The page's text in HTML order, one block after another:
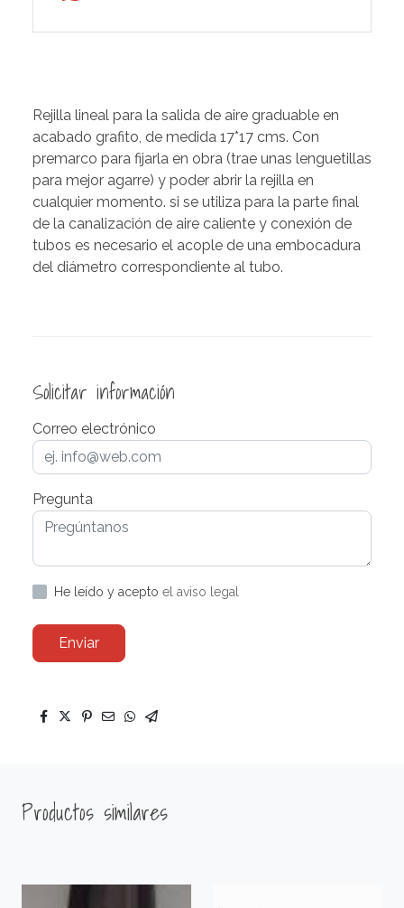
Rejilla lineal para la salida de aire graduable en
acabado grafito, de medida 17*17 cms. Con
premarco para fijarla en obra (trae unas lenguetillas
para mejor agarre) y poder abrir la rejilla en
cualquier momento. si se utiliza para la parte final
de la canalización de aire caliente y conexión de
tubos es necesario el acople de una embocadura
del diámetro correspondiente al tubo.
Solicitar información
Correo electrónico
Pregunta
He leído y acepto el aviso legal
Enviar
Productos similares